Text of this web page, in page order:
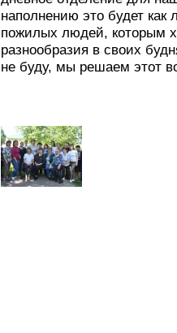
наполнению это будет
пожилых людей, которым
разнообразия в своих
не буду, мы решаем этот